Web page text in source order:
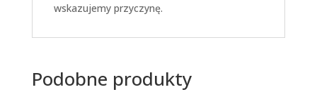
wskazujemy przyczynę.
Podobne produkty